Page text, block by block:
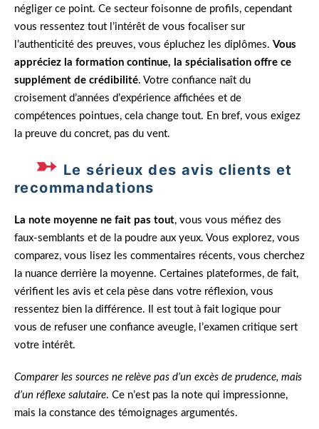
négliger ce point. Ce secteur foisonne de profils, cependant
vous ressentez tout l’intérêt de vous focaliser sur
l’authenticité des preuves, vous épluchez les diplômes. Vous
appréciez la formation continue, la spécialisation offre ce
supplément de crédibilité. Votre confiance naît du
croisement d’années d’expérience affichées et de
compétences pointues, cela change tout. En bref, vous exigez
la preuve du concret, pas du vent.
Le sérieux des avis clients et
recommandations
La note moyenne ne fait pas tout, vous vous méfiez des
faux-semblants et de la poudre aux yeux. Vous explorez, vous
comparez, vous lisez les commentaires récents, vous cherchez
la nuance derrière la moyenne. Certaines plateformes, de fait,
vérifient les avis et cela pèse dans votre réflexion, vous
ressentez bien la différence. Il est tout à fait logique pour
vous de refuser une confiance aveugle, l’examen critique sert
votre intérêt.
Comparer les sources ne relève pas d’un excès de prudence, mais
d’un réflexe salutaire. Ce n’est pas la note qui impressionne,
mais la constance des témoignages argumentés.